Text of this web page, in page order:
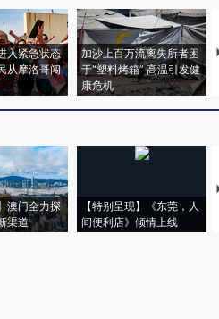
入紧急状态
从摩洛哥闯
加沙上百万流离失所者困
于“塑料烤箱” 高温引发健
康危机
澳门全力探
渠道
【特别呈现】《东莞，人
间便利店》倾情上线